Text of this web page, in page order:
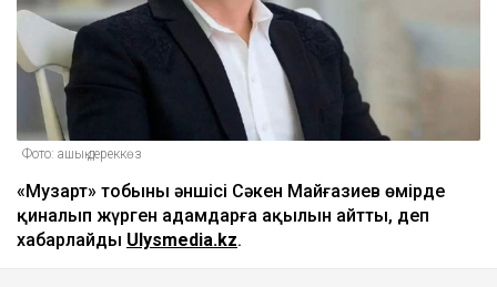
Фото: ашық дереккөз
«Музарт» тобының әншісі Сәкен Майғазиев өмірде
қиналып жүрген адамдарға ақылын айтты, деп
хабарлайды Ulysmedia.kz.